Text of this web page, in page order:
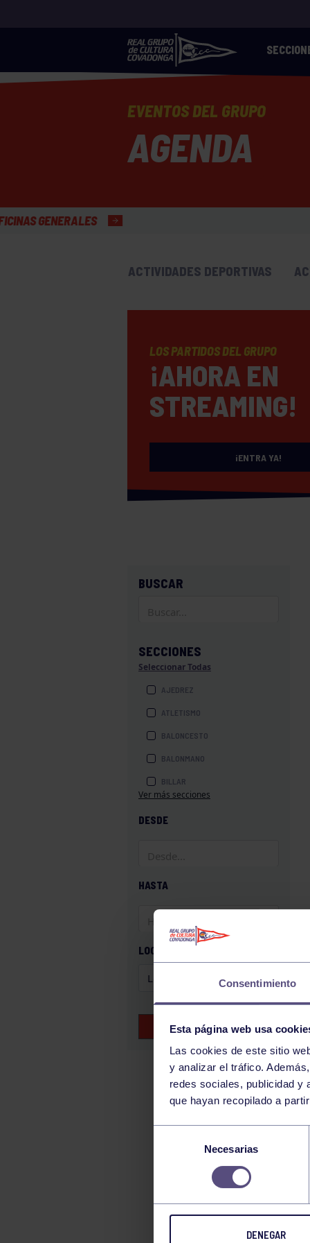
Consentimiento
Esta página web usa
Las cookies de este sitio
y analizar el tráfico.
redes sociales, publicidad y
que hayan recopilado a
consentimiento
Necesarias
DENEGAR
EVENTOS DEL GRUPO
AGENDA
ACTIVIDADES DEPORTIVAS
LOS PARTIDOS DEL GRUPO
¡AHORA EN
STREAMING!
¡ENTRA YA!
BUSCAR
SECCIONES
Seleccionar Todas
AJEDREZ
ATLETISMO
BALONCESTO
BALONMANO
BILLAR
BOXEO
GAM
HALTEROFILIA
KÁRATE
LUCHA
MONTAÑA
NATACIÓN
ORFEÓN
RUGBY
Ver más secciones
DESDE
HASTA
LOCALIZACIÓN
BUSCAR EVENTOS